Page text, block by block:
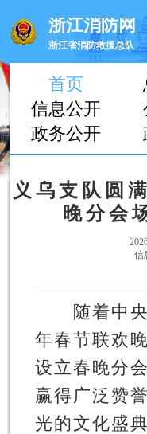
浙江消防网
浙江省消防救援总队
首页
信息公开
政务公开
义乌支队圆
晚分会
信
随着中央
年春节联欢
设立春晚分
赢得广泛赞
光的文化盛